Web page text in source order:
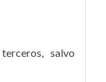
salvo